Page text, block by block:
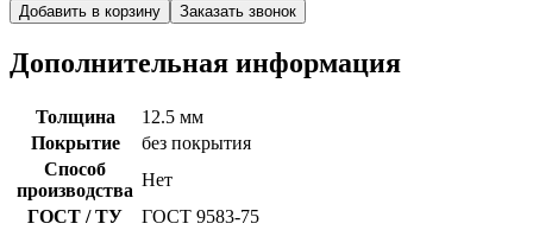
Добавить в корзину Заказать звонок
Дополнительная информация
Толщина
12.5 мм
Покрытие
без покрытия
Способ
производства
Нет
ГОСТ / ТУ
ГОСТ 9583-75